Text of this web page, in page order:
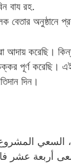
বায রহ.
বেতার অনুষ্ঠানে
করেছি। কিন্তু
পূর্ণ করেছি।
দিন।
السعي
أربعة عشر